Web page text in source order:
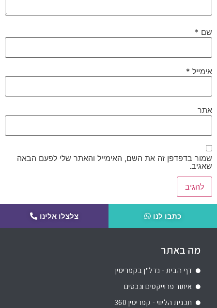
שם *
אימייל *
אתר
שמור בדפדפן זה את השם, האימייל והאתר שלי לפעם הבאה
שאגיב.
כתבו לנו צלצלו אלינו
מה באתר
דף הבית - נדל"ן בקפריסין
איתור פרוייקטים ונכסים
תכנית הליווי - קפריסין 360